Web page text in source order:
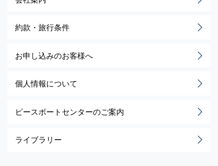
約款・旅行条件
お申し込みのお客様へ
個人情報について
ピースボートセンターのご案内
ライブラリー